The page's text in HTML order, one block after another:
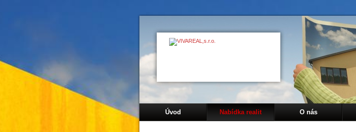
Úvod Nabídka realit O nás